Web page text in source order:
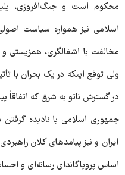
محکوم است و جنگ‌افروزی،
اسلامی نیز همواره سیاست
مخالفت با اشغالگری، همزیستی و
ولی توقع اینکه در یک بحران با
در گسترش ناتو به شرق که اتفاقاً
جمهوری اسلامی با نادیده
ایران و نیز پیامدهای کلان
اساس پروپاگاندای رسانه‌ای و